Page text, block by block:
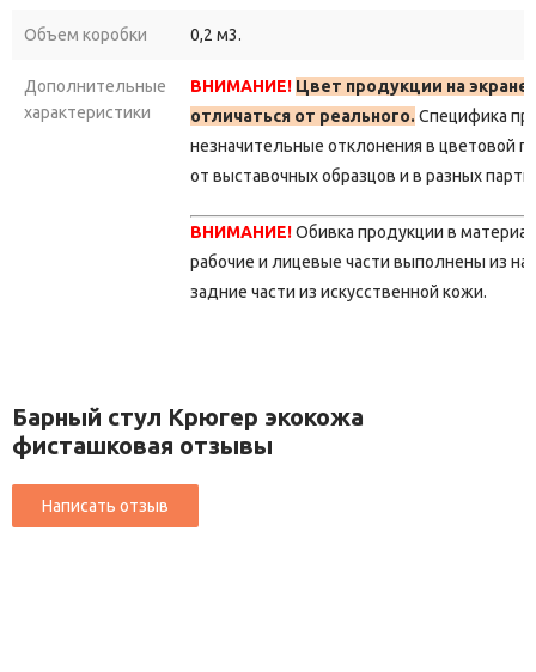
Объем коробки 0,2 м3.
Дополнительные
характеристики
ВНИМАНИЕ! Цвет продукции на
отличаться от реального. Специфика
незначительные отклонения в цветовой
от выставочных образцов и в разных
ВНИМАНИЕ!Обивка продукции в
рабочие и лицевые части выполнены из
задние части из искусственной кожи.
Барный стул Крюгер экокожа
фисташковая отзывы